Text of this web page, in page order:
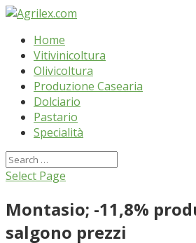
Home
Vitivinicoltura
Olivicoltura
Produzione Casearia
Dolciario
Pastario
Specialità
Select Page
Montasio; -11,8%
salgono prezzi